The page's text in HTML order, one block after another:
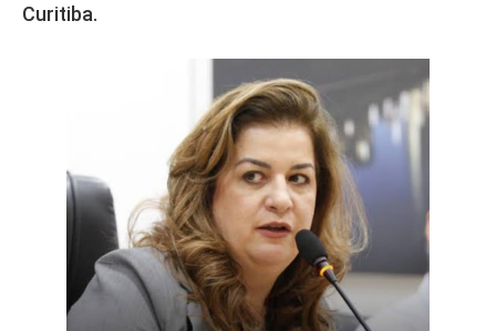
Curitiba.